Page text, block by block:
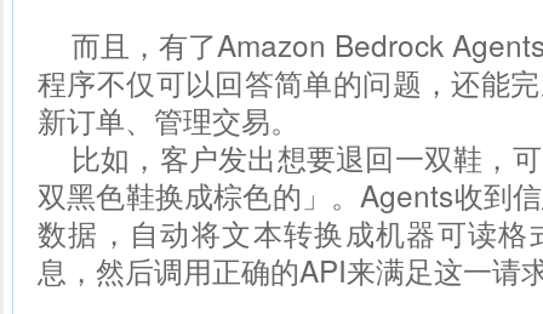
而且，有了Amazon Bedrock
程序不仅可以回答简单的问题，还能
新订单、管理交易。
比如，客户发出想要退回一双鞋，
双黑色鞋换成棕色的」。Agents收到
数据，自动将文本转换成机器可读
息，然后调用正确的API来满足这一请